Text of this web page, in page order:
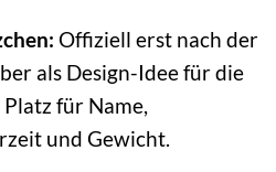
Offiziell erst nach der
als Design-Idee für die
für Name,
und Gewicht.